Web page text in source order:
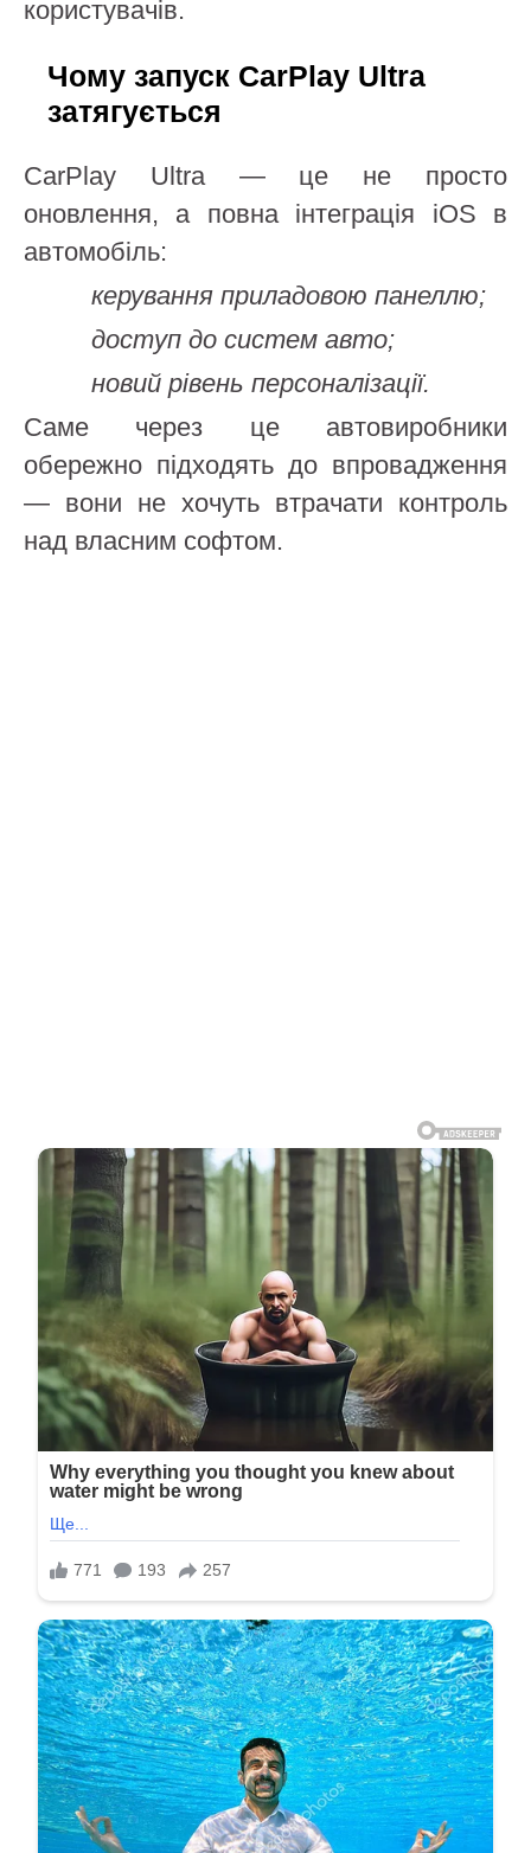
користувачів.
Чому запуск CarPlay Ultra
затягується
CarPlay Ultra — це не просто
оновлення, а повна інтеграція iOS в
автомобіль:
керування приладовою панеллю;
доступ до систем авто;
новий рівень персоналізації.
Саме через це автовиробники
обережно підходять до впровадження
— вони не хочуть втрачати контроль
над власним софтом.